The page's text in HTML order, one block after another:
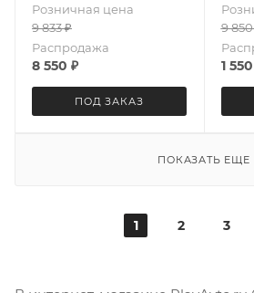
Розничная цена
9 833₽
Распродажа
8 550 ₽
ПОД ЗАКАЗ
9 850
1 550
ПОКАЗАТЬ ЕЩЕ
1 2 3